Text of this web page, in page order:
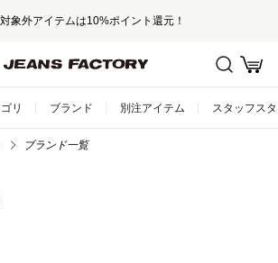
象外アイテムは10%ポイント還元！
リ ブランド 別注アイテム スタッフス
ブランド一覧